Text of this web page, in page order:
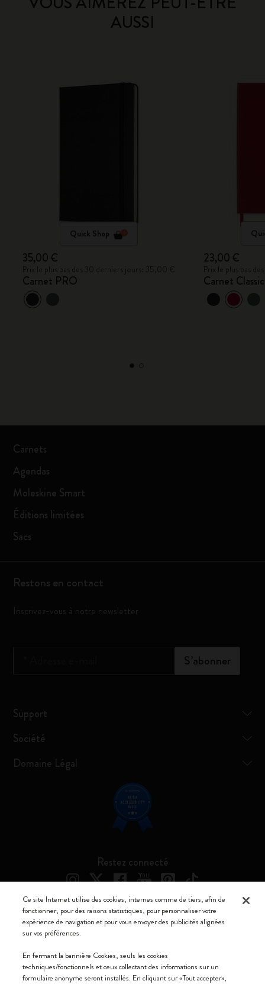
AUSSI
Quick Shop
35,00 €
Carnet PRO
23,00 €
Carnet Classic
Carnets
Agendas
Moleskine Smart
Éditions limitées
Sacs
Restons en contact
Inscrivez-vous à notre newsletter
S’abonner
Support
Société
Domaine Légal
Restez connecté
Moleskine ® est une marque enregistrée de Moleskine Srl a socio unico
Italia - P. IVA / CCIAA n. 07234480965 - REA MI 1945400 - Cap.
Soc. €2.181.513,42
Ce site Internet utilise des cookies, internes comme de tiers, afin de
fonctionner, pour des raisons statistiques, pour personnaliser votre
expérience de navigation et pour vous envoyer des publicités alignées
sur vos préférences.
En fermant la bannière Cookies, seuls les cookies
techniques/fonctionnels et ceux collectant des informations sur un
formulaire anonyme seront installés. En cliquant sur «Tout accepter»,